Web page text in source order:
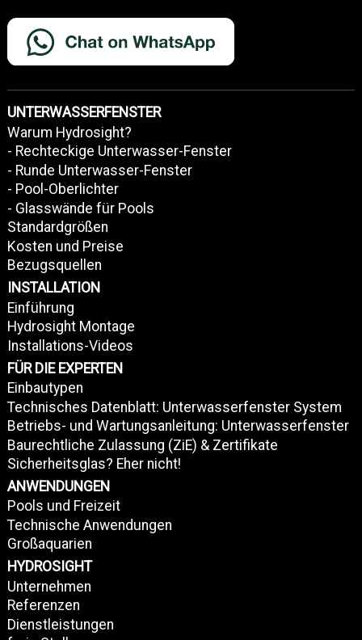
UNTERWASSERFENSTER
Warum Hydrosight?
- Rechteckige Unterwasser-Fenster
- Runde Unterwasser-Fenster
- Pool-Oberlichter
- Glasswände für Pools
Standardgrößen
Kosten und Preise
Bezugsquellen
INSTALLATION
Einführung
Hydrosight Montage
Installations-Videos
FÜR DIE EXPERTEN
Einbautypen
Technisches Datenblatt: Unterwasserfenster System
Betriebs- und Wartungsanleitung: Unterwasserfenster
Baurechtliche Zulassung (ZiE) & Zertifikate
Sicherheitsglas? Eher nicht!
ANWENDUNGEN
Pools und Freizeit
Technische Anwendungen
Großaquarien
HYDROSIGHT
Unternehmen
Referenzen
Dienstleistungen